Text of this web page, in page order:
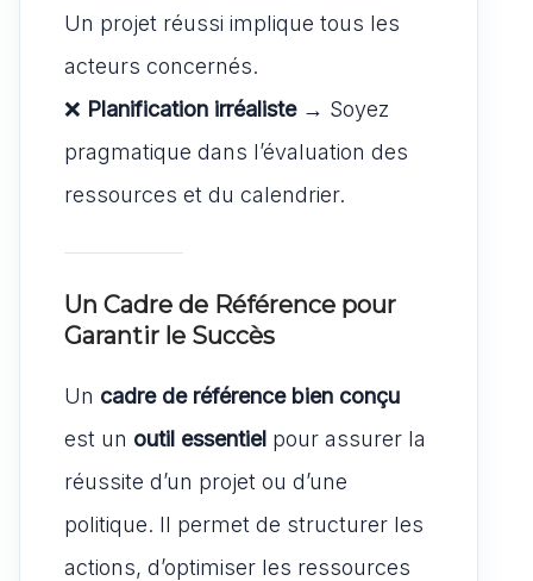
Un projet réussi implique tous les
acteurs concernés.
❌ Planification irréaliste→ Soyez
pragmatique dans l’évaluation des
ressources et du calendrier.
Un Cadre de Référence pour
Garantir le Succès
Un cadre de référence bien conçu
est un outil essentiel pour assurer la
réussite d’un projet ou d’une
politique. Il permet de structurer les
actions, d’optimiser les ressources